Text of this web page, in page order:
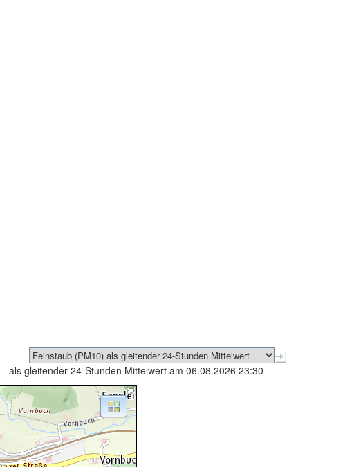
- als gleitender 24-Stunden Mittelwert am 06.08.2026 23:30